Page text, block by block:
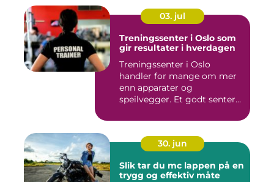
03. jul
Treningssenter i Oslo som
gir resultater i hverdagen
Treningssenter i Oslo
handler for mange om mer
enn apparater og
speilvegger. Et godt senter
30. jun
Slik tar du mc lappen på en
trygg og effektiv måte